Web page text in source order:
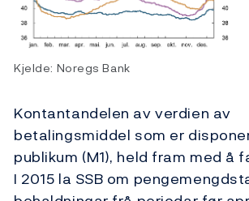
Kjelde: Noregs Bank
Kontantandelen av verdien av
betalingsmiddel som er
publikum (M1), held fram med å
I 2015 la SSB om